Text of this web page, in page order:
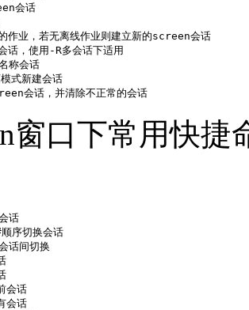
会话
作业，若无离线作业则建立新的screen会话
话，使用-R多会话下适用
称会话
式新建会话
会话，并清除不正常的会话
窗口下常用快捷
话
切换会话
话间切换
会话
会话